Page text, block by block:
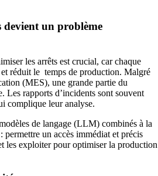
un problème
les arrêts est crucial, car chaque
réduit le temps de production. Malgré
(MES), une grande partie du
Les rapports d’incidents sont souvent
complique leur analyse.
de langage (LLM) combinés à la
un accès immédiat et précis
les exploiter pour optimiser la production